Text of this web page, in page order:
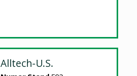
Alltech-U.S.